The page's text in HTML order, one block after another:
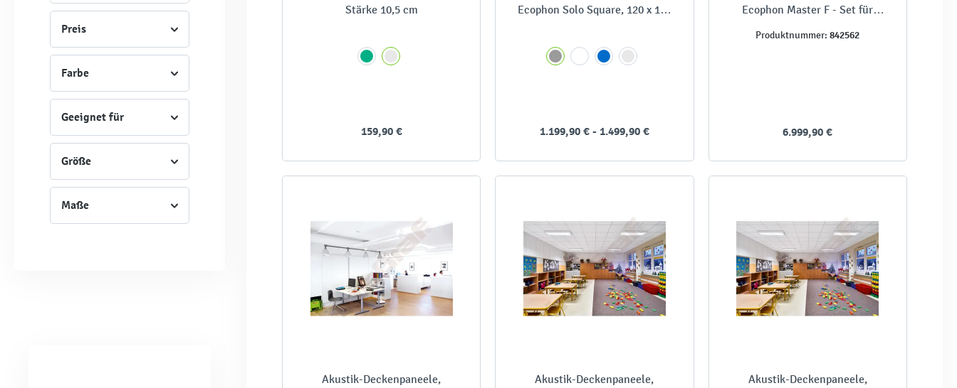
Preis
Farbe
Geeignet für
Größe
Maße
Stärke 10,5 cm
159,90 €
Ecophon Solo Square, 120 x 120
1.199,90 € - 1.499,90 €
Ecophon Master F - Set für
Produktnummer: 842562
6.999,90 €
Akustik-Deckenpaneele,
Akustik-Deckenpaneele,
Akustik-Deckenpaneele,